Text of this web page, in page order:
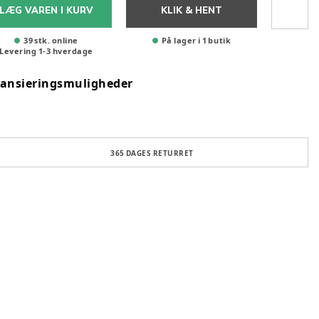
LÆG VAREN I KURV
39 stk. online
Levering 1-3 hverdage
KLIK & HENT
På lager i 1 butik
365 DAGES RETURRET